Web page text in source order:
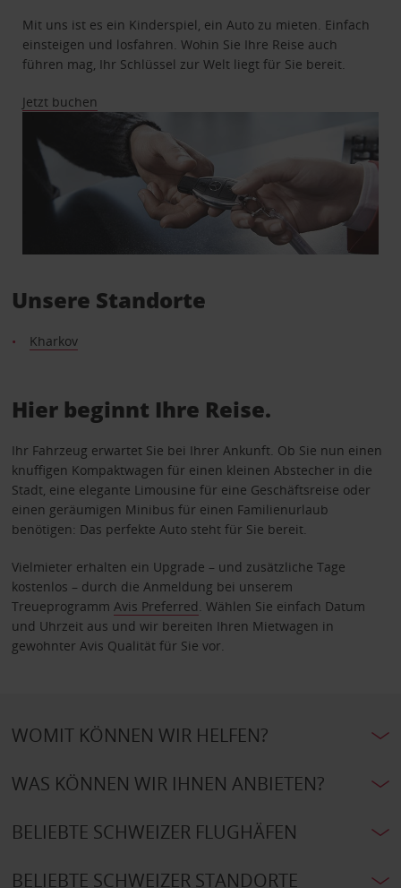
Mit uns ist es ein Kinderspiel, ein Auto zu mieten. Einfach
einsteigen und losfahren. Wohin Sie Ihre Reise auch
führen mag, Ihr Schlüssel zur Welt liegt für Sie bereit.
Jetzt buchen
Unsere Standorte
Kharkov
Hier beginnt Ihre Reise.
Ihr Fahrzeug erwartet Sie bei Ihrer Ankunft. Ob Sie nun einen
knuffigen Kompaktwagen für einen kleinen Abstecher in die
Stadt, eine elegante Limousine für eine Geschäftsreise oder
einen geräumigen Minibus für einen Familienurlaub
benötigen: Das perfekte Auto steht für Sie bereit.
Vielmieter erhalten ein Upgrade – und zusätzliche Tage
kostenlos – durch die Anmeldung bei unserem
Treueprogramm Avis Preferred . Wählen Sie einfach Datum
und Uhrzeit aus und wir bereiten Ihren Mietwagen in
gewohnter Avis Qualität für Sie vor.
WOMIT KÖNNEN WIR HELFEN?
WAS KÖNNEN WIR IHNEN ANBIETEN?
BELIEBTE SCHWEIZER FLUGHÄFEN
BELIEBTE SCHWEIZER STANDORTE